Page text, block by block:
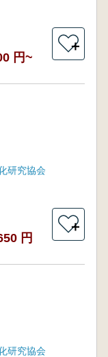
円~
＋
研究協会
円
＋
研究協会